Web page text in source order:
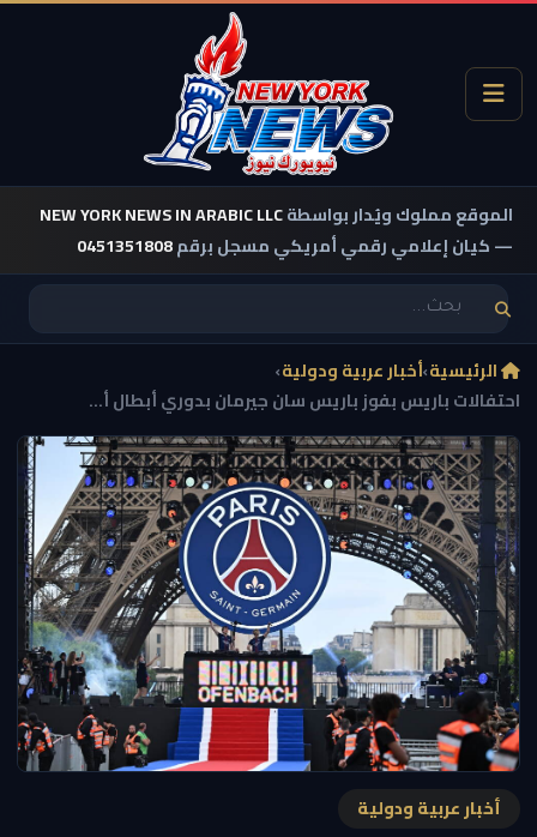
الموقع مملوك ويُدار بواسطةNEW YORK NEWS IN ARABIC LLC
— كيان إعلامي رقمي أمريكي مسجل برقم0451351808
الرئيسية›أخبار عربية ودولية›
احتفالات باريس بفوز باريس سان جيرمان بدوري أبطال أ...
أخبار عربية ودولية